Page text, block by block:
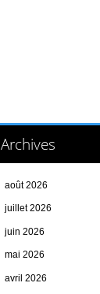
Archives
août 2026
juillet 2026
juin 2026
mai 2026
avril 2026